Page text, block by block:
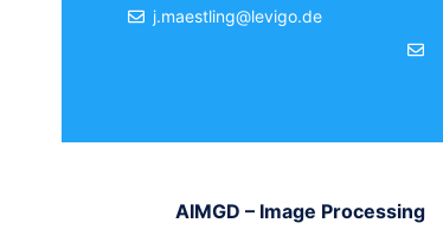
j.maestling@levigo.de
AIMGD – Image Processing